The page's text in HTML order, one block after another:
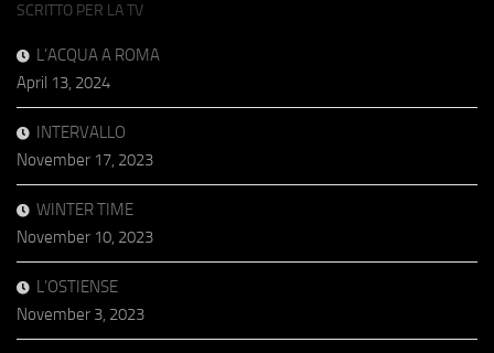
SCRITTO PER LA TV
L’ACQUA A ROMA
April 13, 2024
INTERVALLO
November 17, 2023
WINTER TIME
November 10, 2023
L’OSTIENSE
November 3, 2023